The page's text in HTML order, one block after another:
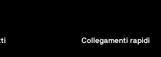
Collegamenti rapidi